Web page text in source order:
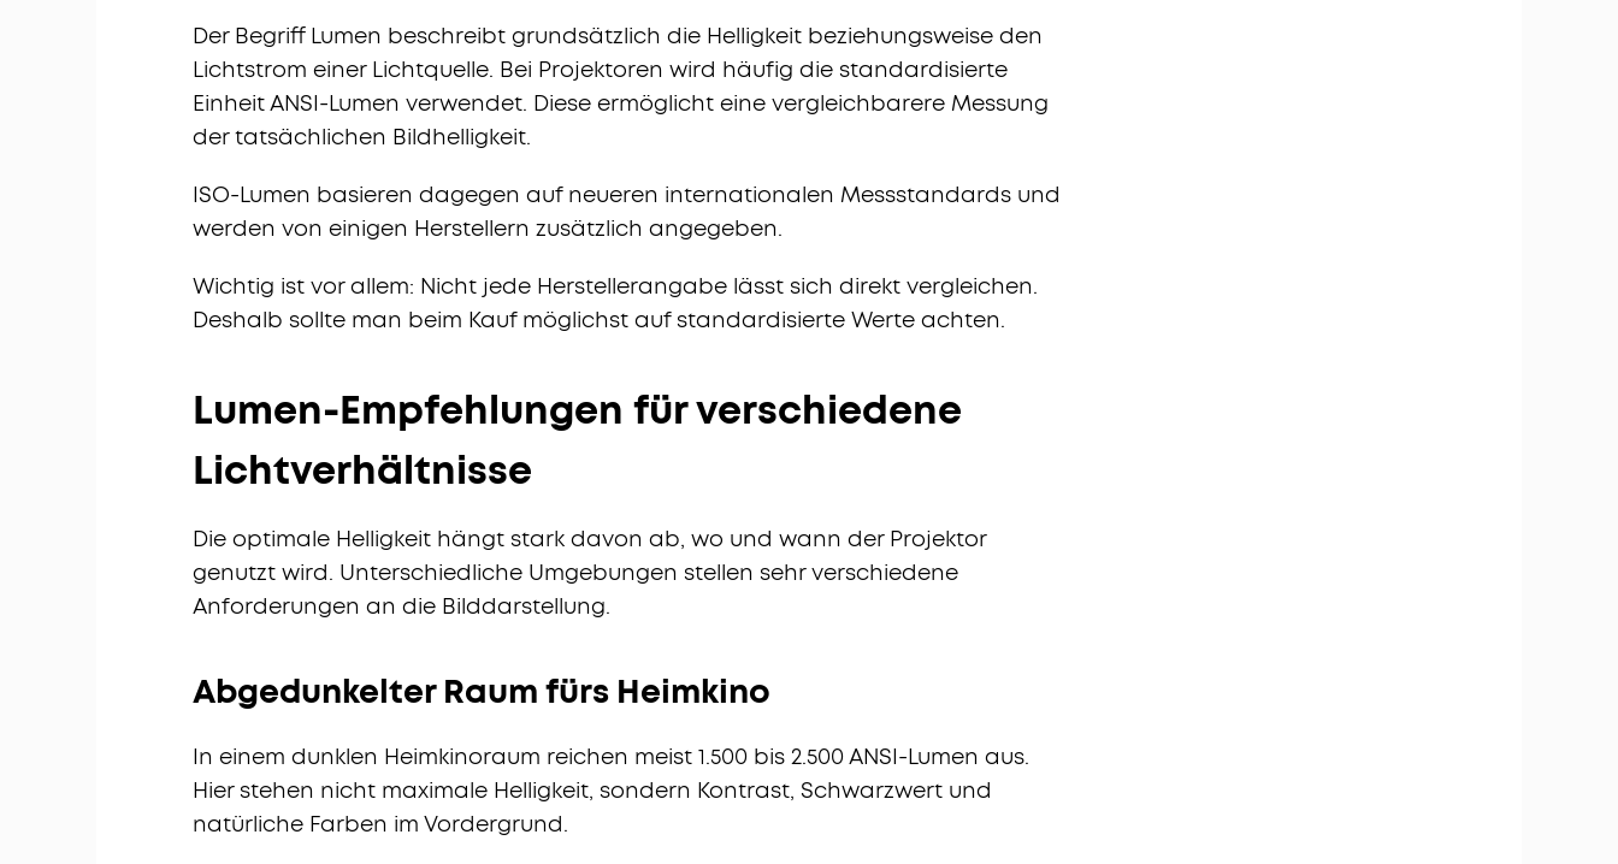
Der Begriff Lumen beschreibt grundsätzlich die Helligkeit beziehungsweise den
Lichtstrom einer Lichtquelle. Bei Projektoren wird häufig die standardisierte
Einheit ANSI-Lumen verwendet. Diese ermöglicht eine vergleichbarere Messung
der tatsächlichen Bildhelligkeit.
ISO-Lumen basieren dagegen auf neueren internationalen Messstandards und
werden von einigen Herstellern zusätzlich angegeben.
Wichtig ist vor allem: Nicht jede Herstellerangabe lässt sich direkt vergleichen.
Deshalb sollte man beim Kauf möglichst auf standardisierte Werte achten.
Lumen-Empfehlungen für verschiedene
Lichtverhältnisse
Die optimale Helligkeit hängt stark davon ab, wo und wann der Projektor
genutzt wird. Unterschiedliche Umgebungen stellen sehr verschiedene
Anforderungen an die Bilddarstellung.
Abgedunkelter Raum fürs Heimkino
In einem dunklen Heimkinoraum reichen meist 1.500 bis 2.500 ANSI-Lumen aus.
Hier stehen nicht maximale Helligkeit, sondern Kontrast, Schwarzwert und
natürliche Farben im Vordergrund.